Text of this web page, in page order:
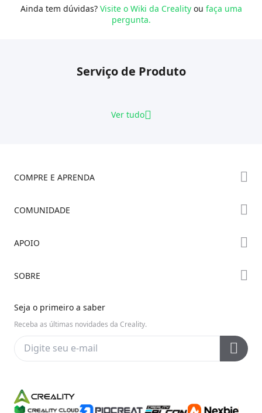
Ainda tem dúvidas? Visite o Wiki da Creality ou faça uma
pergunta.
Serviço de Produto
Ver tudo
COMPRE E APRENDA
Série Ender
COMUNIDADE
Discord
APOIO
Central de Ajuda
Central de Vídeos
Pós-venda
SOBRE
Fale Conosco
Política de Privacidade
Seja o primeiro a saber
Receba as últimas novidades da Creality.